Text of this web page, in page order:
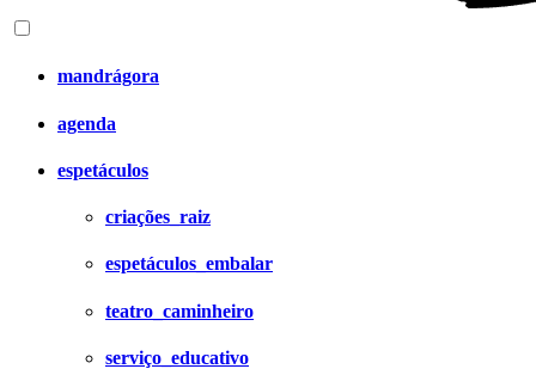
mandrágora
agenda
espetáculos
criações_raiz
espetáculos_embalar
teatro_caminheiro
serviço_educativo